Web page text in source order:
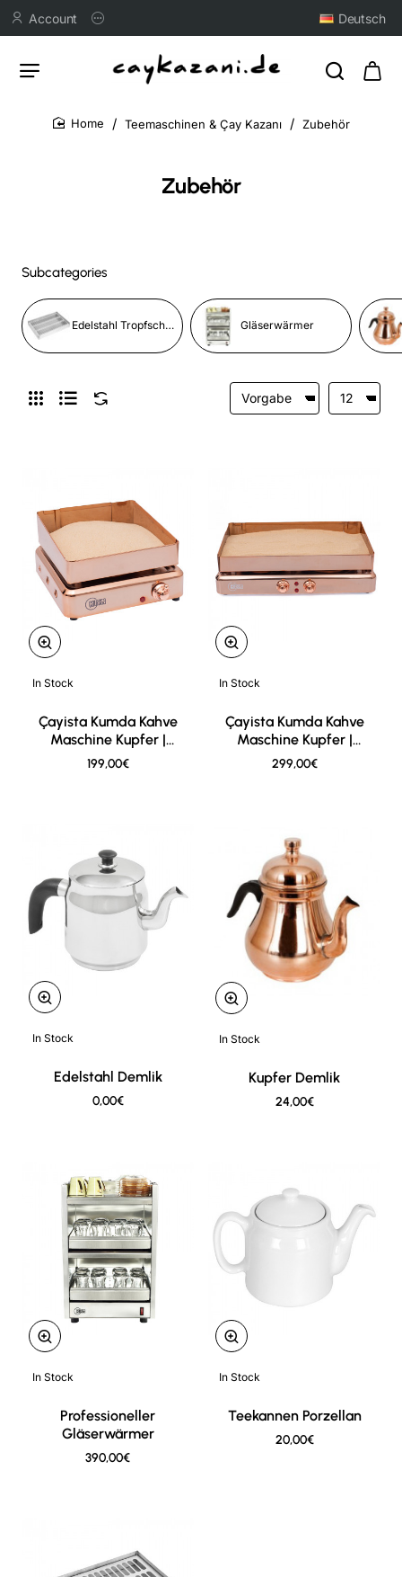
Account Deutsch
Zubehör
Teemaschinen & Çay Kazanı Zubehör
Subcategories
Edelstahl Tropfschale Gläserwärmer
In Stock
Çayista Kumda Kahve
Maschine Kupfer |
Türkische Sandkaffee
199,00€
In Stock
Çayista Kumda Kahve
Maschine Kupfer |
Türkische Sandkaffee
299,00€
In Stock
Edelstahl Demlik
0,00€
In Stock
Kupfer Demlik
24,00€
In Stock
Professioneller
Gläserwärmer
390,00€
In Stock
Teekannen Porzellan
20,00€